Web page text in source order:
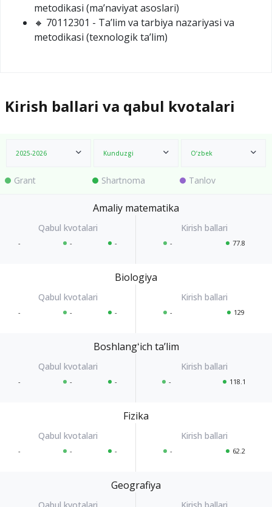
metodikasi (ma’naviyat asoslari)
🔸 70112301 - Ta’lim va tarbiya nazariyasi va
metodikasi (texnologik ta’lim)
Kirish ballari va qabul kvotalari
2025-2026 Kunduzgi O‘zbek
Grant Shartnoma Tanlov
Amaliy matematika
- - - - 77.8
Biologiya
- - - - 129
Boshlangʻich taʼlim
- - - - 118.1
Fizika
- - - - 62.2
Geografiya